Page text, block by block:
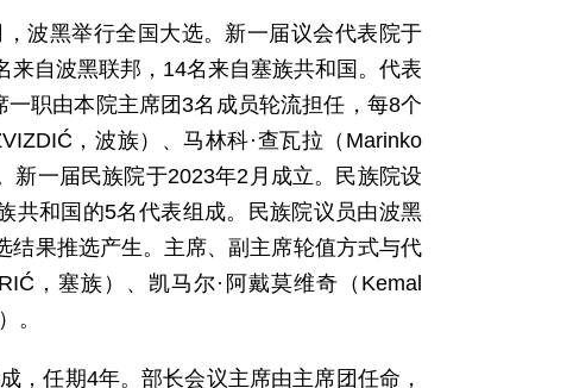
波黑举行全国大选。新一届议会代表院于
自波黑联邦，14名来自塞族共和国。代表
职由本院主席团3名成员轮流担任，每8个
，波族）、马林科·查瓦拉（Marinko
新一届民族院于2023年2月成立。民族院设
共和国的5名代表组成。民族院议员由波黑
果推选产生。主席、副主席轮值方式与代
，塞族）、凯马尔·阿戴莫维奇（Kemal
。
，任期4年。部长会议主席由主席团任命，